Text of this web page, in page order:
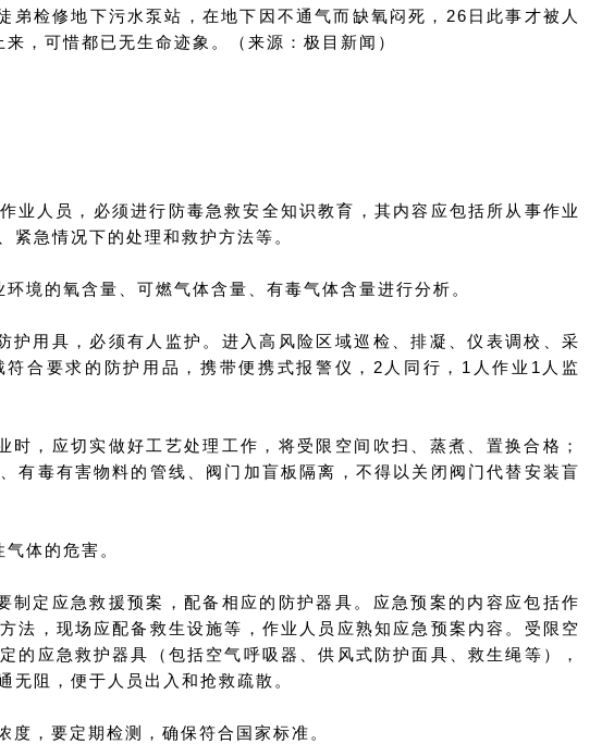
弟检修地下污水泵站，在地下因不通气而缺氧闷死，26日此事才被人
，可惜都已无生命迹象。（来源：极目新闻）
业人员，必须进行防毒急救安全知识教育，其内容应包括所从事作业
紧急情况下的处理和救护方法等。
境的氧含量、可燃气体含量、有毒气体含量进行分析。
护用具，必须有人监护。进入高风险区域巡检、排凝、仪表调校、采
合要求的防护用品，携带便携式报警仪，2人同行，1人作业1人监
时，应切实做好工艺处理工作，将受限空间吹扫、蒸煮、置换合格；
有毒有害物料的管线、阀门加盲板隔离，不得以关闭阀门代替安装盲
体的危害。
制定应急救援预案，配备相应的防护器具。应急预案的内容应包括作
法，现场应配备救生设施等，作业人员应熟知应急预案内容。受限空
的应急救护器具（包括空气呼吸器、供风式防护面具、救生绳等），
无阻，便于人员出入和抢救疏散。
度，要定期检测，确保符合国家标准。